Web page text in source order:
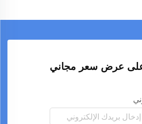
عرض سعر مجاني